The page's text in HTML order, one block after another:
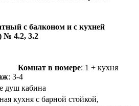
с балконом и с кухней
№ 4.2, 3.2
Комнат в номере: 1 + кухня
: 3-4
душ кабина
кухня с барной стойкой,